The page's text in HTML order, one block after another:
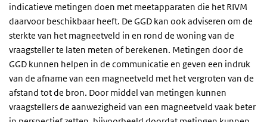
indicatieve metingen doen met meetapparaten die het RIVM
daarvoor beschikbaar heeft. De GGD kan ook adviseren om de
sterkte van het magneetveld in en rond de woning van de
vraagsteller te laten meten of berekenen. Metingen door de
GGD kunnen helpen in de communicatie en geven een indruk
van de afname van een magneetveld met het vergroten van de
afstand tot de bron. Door middel van metingen kunnen
vraagstellers de aanwezigheid van een magneetveld vaak beter